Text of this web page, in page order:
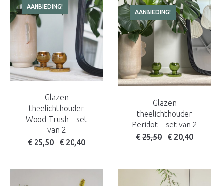
AANBIEDING!
Glazen
theelichthouder
Wood Trush – set
van 2
Oorspronkelijke prijs was: € 32,50.
€ 25,50Huidige prijs is: € 25,50.
€ 20,40
AANBIEDING!
Glazen
theelichthouder
Peridot – set van 2
Oorspronkelijke prijs
€ 25,50Huidige prijs is:
€ 20,40